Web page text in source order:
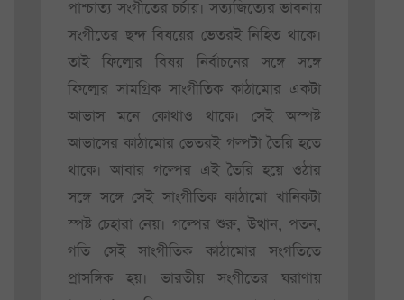
পাশ্চাত্য সংগীতের চর্চায়। সত্যজিত্যের ভাবনায়
সংগীতের ছন্দ বিষয়ের ভেতরই নিহিত থাকে।
তাই ফিল্মের বিষয় নির্বাচনের সঙ্গে সঙ্গে
ফিল্মের সামগ্রিক সাংগীতিক কাঠামোর একটা
আভাস মনে কোথাও থাকে। সেই অস্পষ্ট
আভাসের কাঠামোর ভেতরই গল্পটা তৈরি হতে
থাকে। আবার গল্পের এই তৈরি হয়ে ওঠার
সঙ্গে সঙ্গে সেই সাংগীতিক কাঠামো খানিকটা
স্পষ্ট চেহারা নেয়। গল্পের শুরু, উত্থান, পতন,
গতি সেই সাংগীতিক কাঠামোর সংগতিতে
প্রাসঙ্গিক হয়। ভারতীয় সংগীতের ঘরাণায়